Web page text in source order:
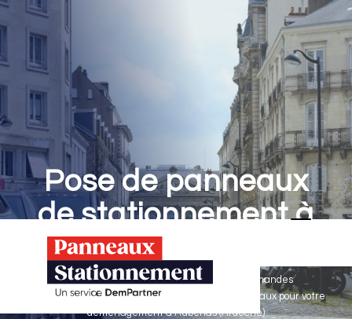
Pose de panneaux
de stationnement à
Aubenas
Panneaux Stationnement effectue vos demandes
d'autorisations de stationnement & pose de panneaux pour votre
déménagement à Aubenas (Ardèche)